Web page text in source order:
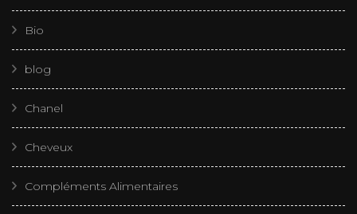
Bio
blog
Chanel
Cheveux
Compléments Alimentaires